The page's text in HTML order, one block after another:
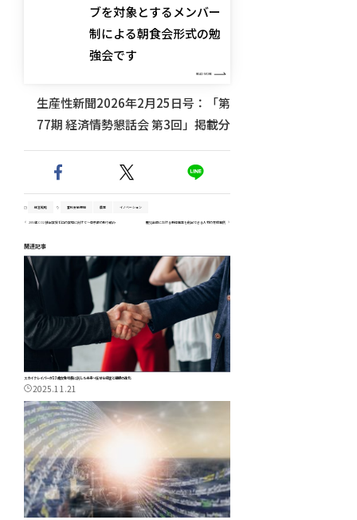
ブを対象とするメンバー
制による朝食会形式の勉
強会です
READ MORE
生産性新聞2026年2月25日号：「第
77期 経済情勢懇話会 第3回」掲載分
経営戦略 食料安全保障 農業 イノベーション
2050年CO2 排出実質ゼロの実現に向けて～東京都の取り組み 鹿児島県における新規事業を創出できる人材の育成事例
関連記事
スカイクレイパーが23歳女性社長に託した未来～任せる経営と組織の進化
2025.11.21